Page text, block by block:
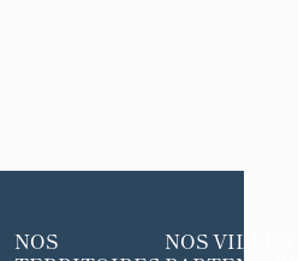
NOS
NOS VILLES